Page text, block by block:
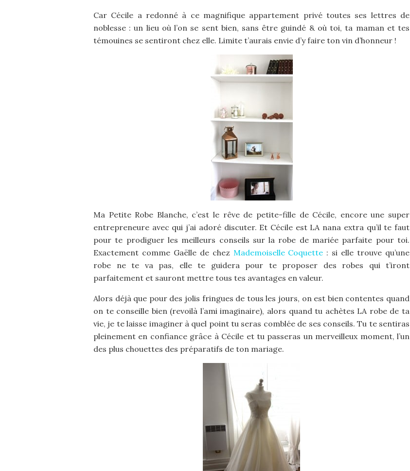
Car Cécile a redonné à ce magnifique appartement privé toutes ses lettres de
noblesse : un lieu où l’on se sent bien, sans être guindé & où toi, ta maman et tes
témouines se sentiront chez elle. Limite t’aurais envie d’y faire ton vin d’honneur !
Ma Petite Robe Blanche, c’est le rêve de petite-fille de Cécile, encore une super
entrepreneure avec qui j’ai adoré discuter. Et Cécile est LA nana extra qu’il te faut
pour te prodiguer les meilleurs conseils sur la robe de mariée parfaite pour toi.
Exactement comme Gaëlle de chez Mademoiselle Coquette : si elle trouve qu’une
robe ne te va pas, elle te guidera pour te proposer des robes qui t’iront
parfaitement et sauront mettre tous tes avantages en valeur.
Alors déjà que pour des jolis fringues de tous les jours, on est bien contentes quand
on te conseille bien (revoilà l’ami imaginaire), alors quand tu achètes LA robe de ta
vie, je te laisse imaginer à quel point tu seras comblée de ses conseils. Tu te sentiras
pleinement en confiance grâce à Cécile et tu passeras un merveilleux moment, l’un
des plus chouettes des préparatifs de ton mariage.